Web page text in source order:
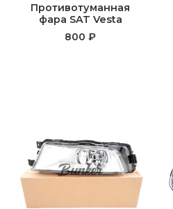
Противотуманная
фара SAT Vesta
800 ₽